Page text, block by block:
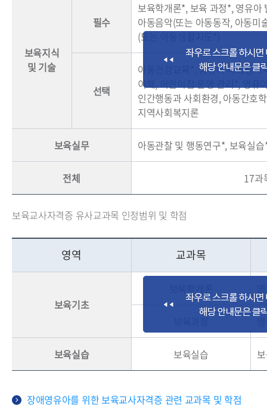
보육지식
및 기술
필수
보육학개론*, 보육 과정*, 영유
아동음악(또는 아동동작, 아동
(또는 아동생활지도*)
선택
아동건강교육*, 영유아 사회정
이해, 어린이집 운영 관리*, 영유
인간행동과 사회환경, 아동간호
지역사회복지론
보육실무 아동관찰 및 행동연구*, 보육실
전체 17과
보육교사자격증 유사교과목 인정범위 및 학점
영역 교과목
보육기초
보육과정
보육실습 보육실습
장애영유아를 위한 보육교사자격증 관련 교과목 및 학점